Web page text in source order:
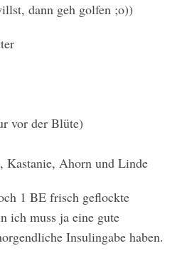
dann geh golfen ;o))
vor der Blüte)
Kastanie, Ahorn und Linde
1 BE frisch geflockte
ich muss ja eine gute
Insulingabe haben.